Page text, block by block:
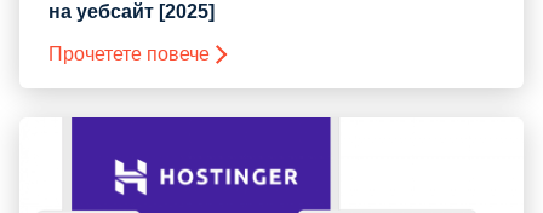
на уебсайт [2025]
Прочетете повече